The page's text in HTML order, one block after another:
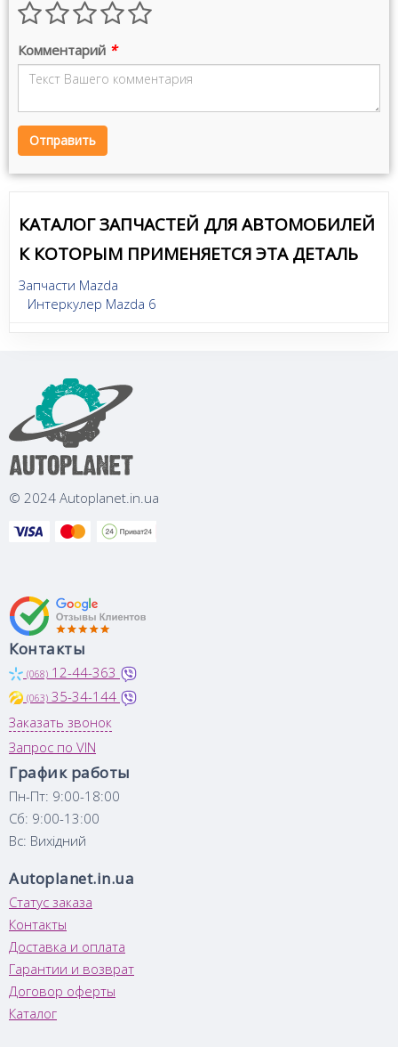
Комментарий *
Отправить
КАТАЛОГ ЗАПЧАСТЕЙ ДЛЯ АВТОМОБИЛЕЙ
К КОТОРЫМ ПРИМЕНЯЕТСЯ ЭТА ДЕТАЛЬ
Запчасти Mazda
Интеркулер Mazda 6
© 2024 Autoplanet.in.ua
Контакты
(068) 12-44-363
(063) 35-34-144
Заказать звонок
Запрос по VIN
График работы
Пн-Пт: 9:00-18:00
Сб: 9:00-13:00
Вс: Вихідний
Autoplanet.in.ua
Статус заказа
Контакты
Доставка и оплата
Гарантии и возврат
Договор оферты
Каталог